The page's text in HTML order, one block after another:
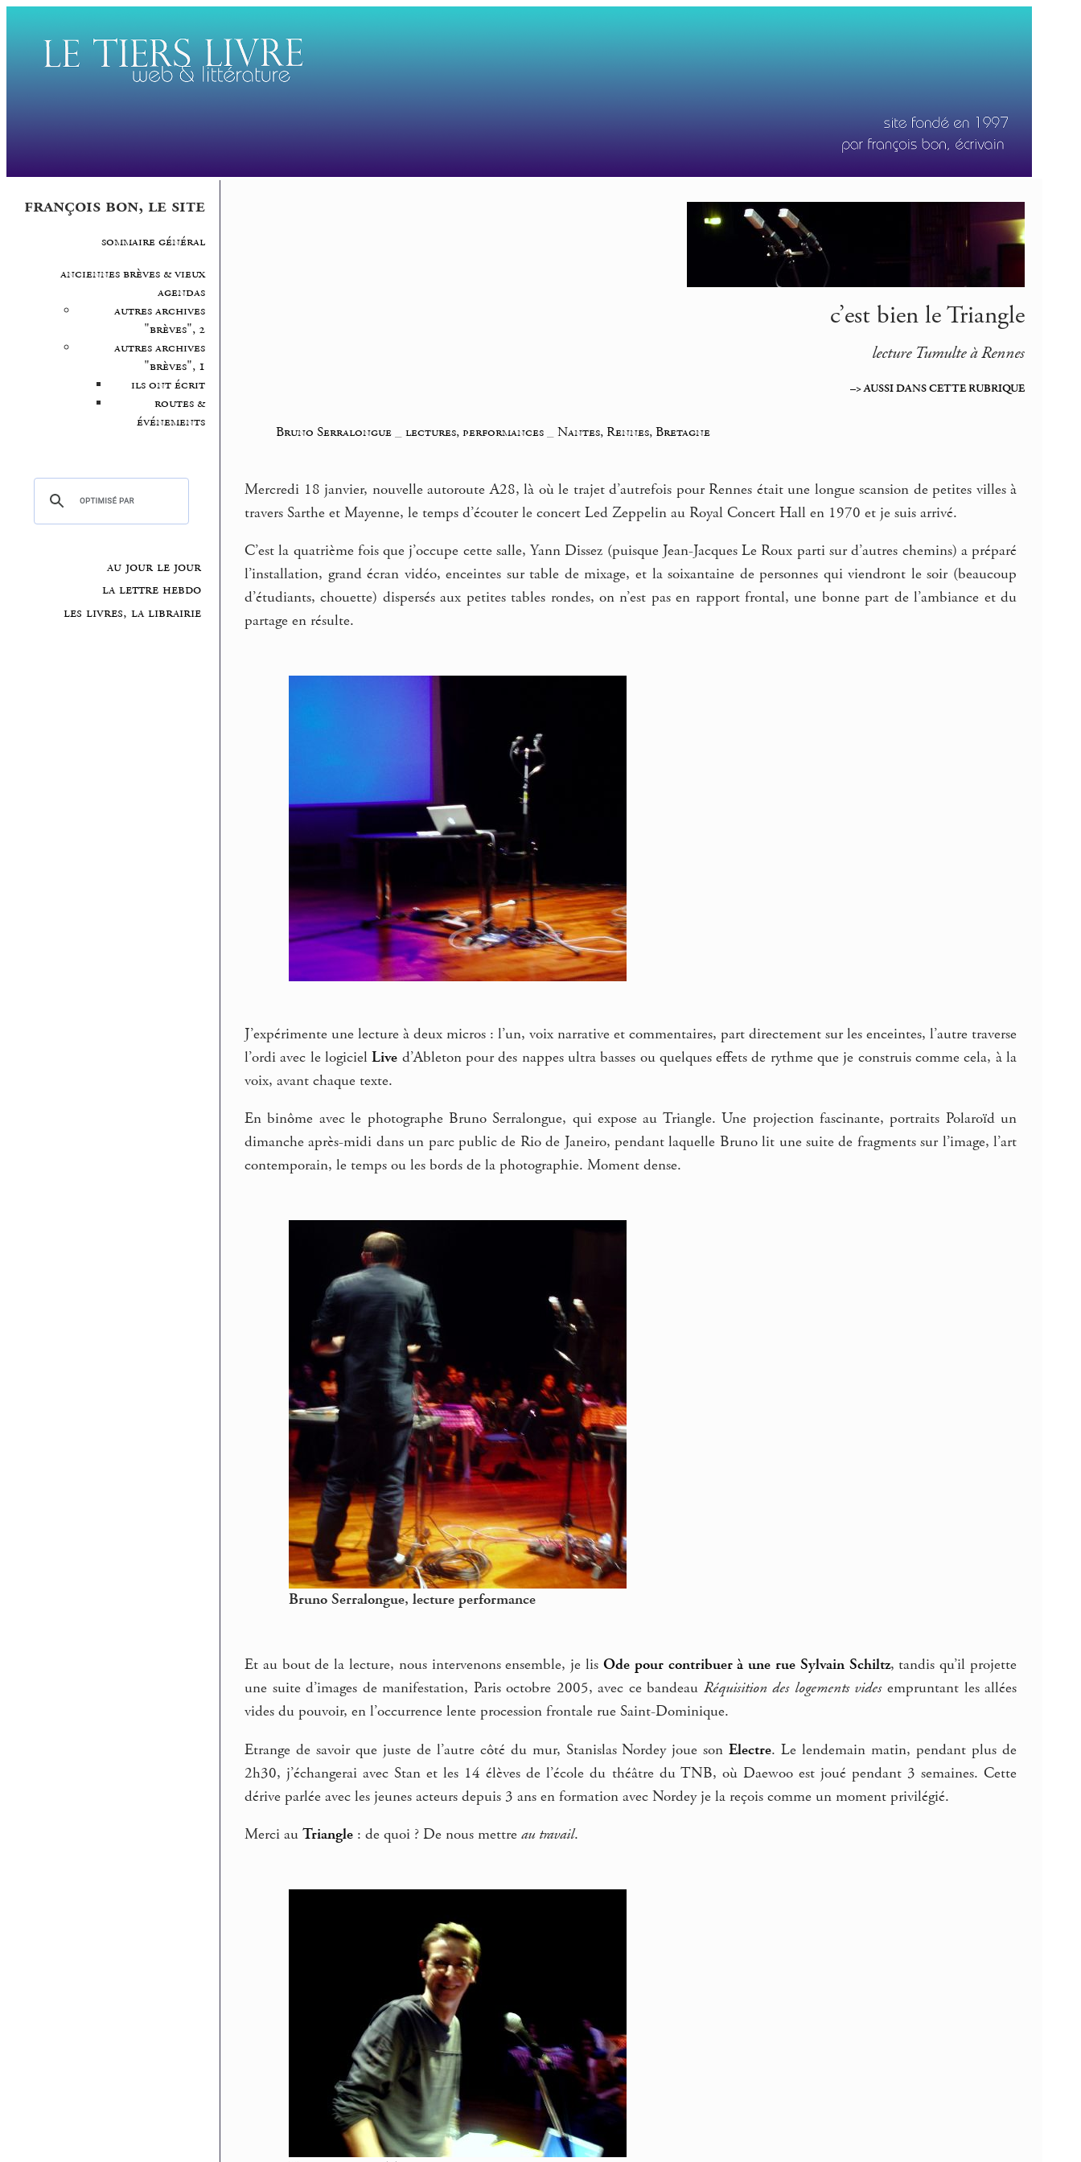
françois bon, le site
sommaire général
anciennes brèves & vieux
agendas
autres archives
"brèves", 2
autres archives
"brèves", 1
ils ont écrit
routes &
événements
au jour le jour
la lettre hebdo
les livres, la librairie
c’est bien le Triangle
lecture Tumulte à Rennes
–> AUSSI DANS CETTE RUBRIQUE
Bruno Serralongue _lectures, performances _Nantes, Rennes, Bretagne
Mercredi 18 janvier, nouvelle autoroute A28, là où le trajet d’autrefois pour Rennes était une longue scansion de petites villes à
travers Sarthe et Mayenne, le temps d’écouter le concert Led Zeppelin au Royal Concert Hall en 1970 et je suis arrivé.
C’est la quatrième fois que j’occupe cette salle, Yann Dissez (puisque Jean-Jacques Le Roux parti sur d’autres chemins) a préparé
l’installation, grand écran vidéo, enceintes sur table de mixage, et la soixantaine de personnes qui viendront le soir (beaucoup
d’étudiants, chouette) dispersés aux petites tables rondes, on n’est pas en rapport frontal, une bonne part de l’ambiance et du
partage en résulte.
J’expérimente une lecture à deux micros : l’un, voix narrative et commentaires, part directement sur les enceintes, l’autre traverse
l’ordi avec le logicielLive d’Ableton pour des nappes ultra basses ou quelques effets de rythme que je construis comme cela, à la
voix, avant chaque texte.
En binôme avec le photographe Bruno Serralongue, qui expose au Triangle. Une projection fascinante, portraits Polaroïd un
dimanche après-midi dans un parc public de Rio de Janeiro, pendant laquelle Bruno lit une suite de fragments sur l’image, l’art
contemporain, le temps ou les bords de la photographie. Moment dense.
Bruno Serralongue, lecture performance
Et au bout de la lecture, nous intervenons ensemble, je lis Ode pour contribuer à une rue Sylvain Schiltz, tandis qu’il projette
une suite d’images de manifestation, Paris octobre 2005, avec ce bandeau Réquisition des logements videsempruntant les allées
vides du pouvoir, en l’occurrence lente procession frontale rue Saint-Dominique.
Etrange de savoir que juste de l’autre côté du mur, Stanislas Nordey joue sonElectre. Le lendemain matin, pendant plus de
2h30, j’échangerai avec Stan et les 14 élèves de l’école du théâtre du TNB, où Daewoo est joué pendant 3 semaines. Cette
dérive parlée avec les jeunes acteurs depuis 3 ans en formation avec Nordey je la reçois comme un moment privilégié.
Merci au Triangle : de quoi ? De nous mettre au travail.